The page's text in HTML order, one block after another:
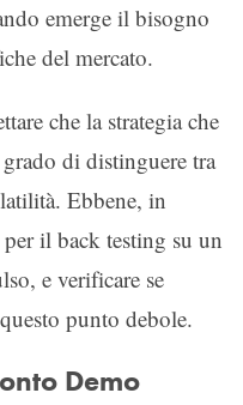
emerge il bisogno
del mercato.
che la strategia che
di distinguere tra
Ebbene, in
il back testing su un
e verificare se
punto debole.
Demo